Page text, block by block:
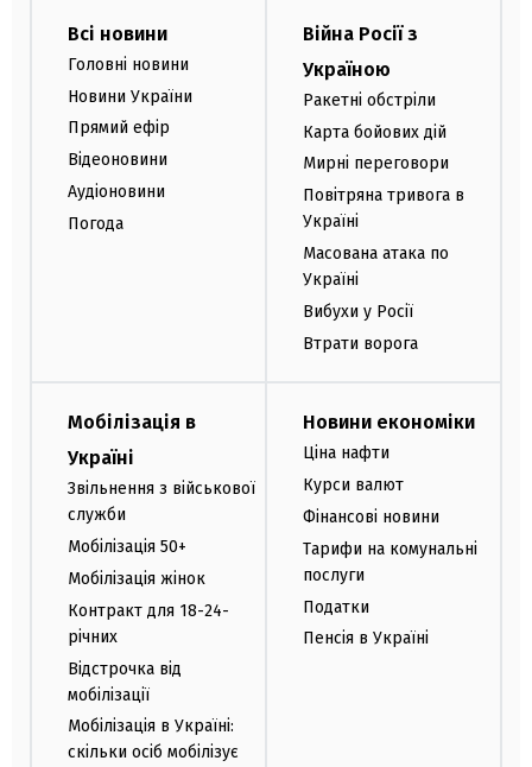
Всі новини
Головні новини
Новини України
Прямий ефір
Відеоновини
Аудіоновини
Погода
Війна Росії з
Україною
Ракетні обстріли
Карта бойових дій
Мирні переговори
Повітряна тривога в
Україні
Масована атака по
Україні
Вибухи у Росії
Втрати ворога
Мобілізація в
Україні
Звільнення з військової
служби
Мобілізація 50+
Мобілізація жінок
Контракт для 18-24-
річних
Відстрочка від
мобілізації
Мобілізація в Україні:
скільки осіб мобілізує
Новини економіки
Ціна нафти
Курси валют
Фінансові новини
Тарифи на комунальні
послуги
Податки
Пенсія в Україні